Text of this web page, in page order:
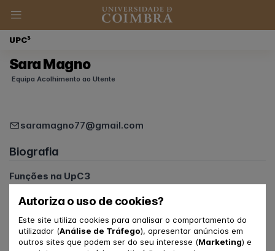
Autoriza o uso de cookies?
Este site utiliza cookies para analisar o comportamento do
utilizador (Análise de Tráfego), apresentar anúncios em
outros sites que podem ser do seu interesse (Marketing) e
UPC³
Sara Magno
Equipa Acolhimento ao Utente
saramagno77@gmail.com
Biografia
Funções na UpC3
Membro da Equipa de Comunicação
Membro da Equipa de Acolhimento ao Utente